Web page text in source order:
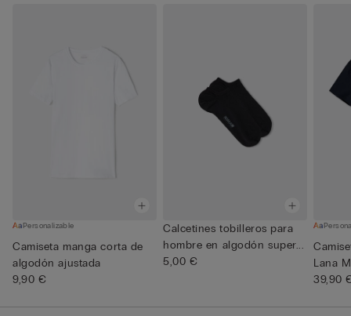
Personalizable
Camiseta manga corta de
algodón ajustada
9,90 €
Calcetines tobilleros para
hombre en algodón super...
5,00 €
Lana
39,90